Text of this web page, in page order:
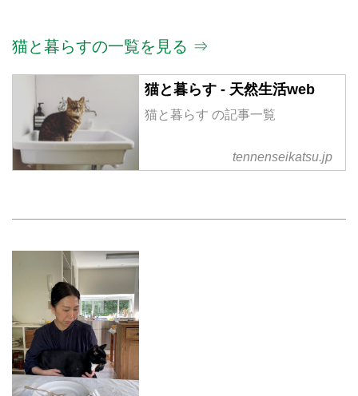
猫と暮らすの一覧を見る ⇒
猫と暮らす - 天然生活web
猫と暮らす の記事一覧
tennenseikatsu.jp